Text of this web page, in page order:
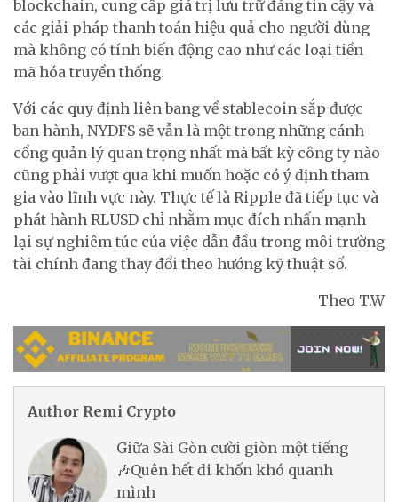
blockchain, cung cấp giá trị lưu trữ đáng tin cậy và
các giải pháp thanh toán hiệu quả cho người dùng
mà không có tính biến động cao như các loại tiền
mã hóa truyền thống.
Với các quy định liên bang về stablecoin sắp được
ban hành, NYDFS sẽ vẫn là một trong những cánh
cổng quản lý quan trọng nhất mà bất kỳ công ty nào
cũng phải vượt qua khi muốn hoặc có ý định tham
gia vào lĩnh vực này. Thực tế là Ripple đã tiếp tục và
phát hành RLUSD chỉ nhằm mục đích nhấn mạnh
lại sự nghiêm túc của việc dẫn đầu trong môi trường
tài chính đang thay đổi theo hướng kỹ thuật số.
Theo T.W
Author Remi Crypto
Giữa Sài Gòn cười giòn một tiếng
🎶Quên hết đi khốn khó quanh
mình